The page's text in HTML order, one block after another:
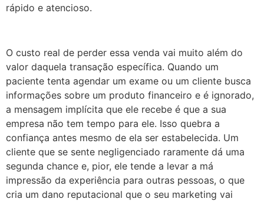
rápido e atencioso.
O custo real de perder essa venda vai muito além do
valor daquela transação específica. Quando um
paciente tenta agendar um exame ou um cliente busca
informações sobre um produto financeiro e é ignorado,
a mensagem implícita que ele recebe é que a sua
empresa não tem tempo para ele. Isso quebra a
confiança antes mesmo de ela ser estabelecida. Um
cliente que se sente negligenciado raramente dá uma
segunda chance e, pior, ele tende a levar a má
impressão da experiência para outras pessoas, o que
cria um dano reputacional que o seu marketing vai